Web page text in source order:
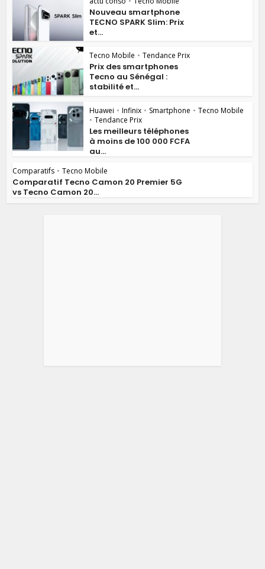
Nouveau smartphone
TECNO SPARK Slim: Prix
et...
Tecno Mobile • Tendance Prix
Prix des smartphones
Tecno au Sénégal :
stabilité et...
Huawei • Infinix • Smartphone • Tecno Mobile
• Tendance Prix
Les meilleurs téléphones
à moins de 100 000 FCFA
au...
Comparatifs • Tecno Mobile
Comparatif Tecno Camon 20 Premier 5G
vs Tecno Camon 20...